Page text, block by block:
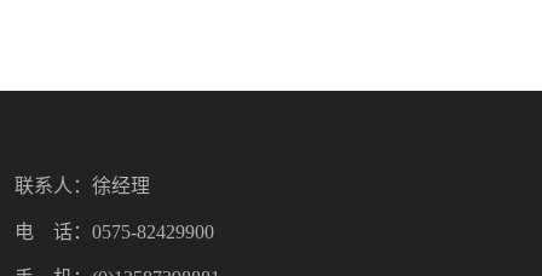
联系人：徐经理
电 话：0575-82429900